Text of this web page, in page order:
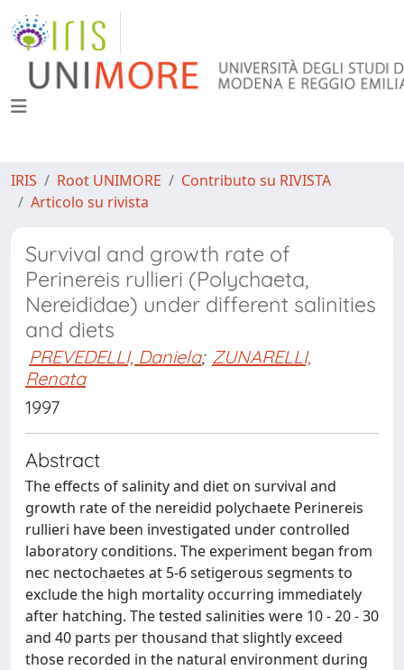
IRIS Root UNIMORE
Contributo su RIVISTA
Articolo su rivista
Survival and growth rate of
Perinereis rullieri (Polychaeta,
Nereididae) under different salinities
and diets
PREVEDELLI, Daniela; ZUNARELLI,
Renata
1997
Abstract
The effects of salinity and diet on survival and
growth rate of the nereidid polychaete Perinereis
rullieri have been investigated under controlled
laboratory conditions. The experiment began from
nec nectochaetes at 5-6 setigerous segments to
exclude the high mortality occurring immediately
after hatching. The tested salinities were 10 - 20 - 30
and 40 parts per thousand that slightly exceed
those recorded in the natural environment during